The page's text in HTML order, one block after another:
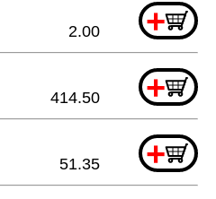
+
2.00
+
414.50
+
51.35